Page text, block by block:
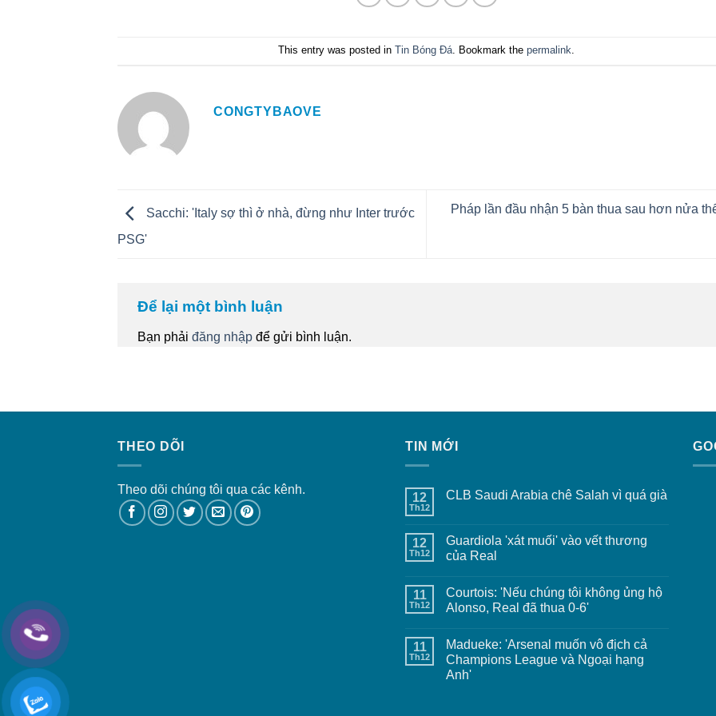
This entry was posted in Tin Bóng Đá. Bookmark the permalink.
CONGTYBAOVE
Sacchi: 'Italy sợ thì ở nhà, đừng như Inter trước
PSG'
Pháp lần đầu nhận 5 bàn thua sau hơn nửa
Để lại một bình luận
Bạn phải đăng nhập để gửi bình luận.
THEO DÕI
Theo dõi chúng tôi qua các kênh.
TIN MỚI
12
Th12
CLB Saudi Arabia chê Salah vì quá già
12
Th12
Guardiola 'xát muối' vào vết thương
của Real
11
Th12
Courtois: 'Nếu chúng tôi không ủng hộ
Alonso, Real đã thua 0-6'
11
Th12
Madueke: 'Arsenal muốn vô địch cả
Champions League và Ngoại hạng
Anh'